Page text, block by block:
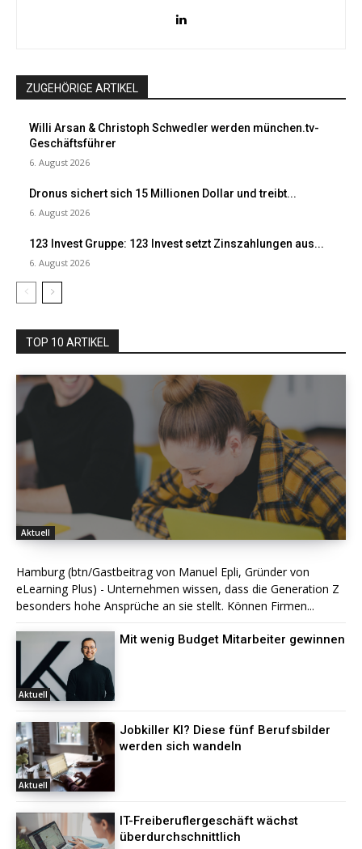
ZUGEHÖRIGE ARTIKEL
Willi Arsan & Christoph Schwedler werden münchen.tv-
Geschäftsführer
6. August 2026
Dronus sichert sich 15 Millionen Dollar und treibt...
6. August 2026
123 Invest Gruppe: 123 Invest setzt Zinszahlungen aus...
6. August 2026
TOP 10 ARTIKEL
Aktuell
Hamburg (btn/Gastbeitrag von Manuel Epli, Gründer von
eLearning Plus) - Unternehmen wissen, dass die Generation Z
besonders hohe Ansprüche an sie stellt. Können Firmen...
Aktuell
Mit wenig Budget Mitarbeiter gewinnen
Aktuell
Jobkiller KI? Diese fünf Berufsbilder
werden sich wandeln
IT-Freiberuflergeschäft wächst
überdurchschnittlich